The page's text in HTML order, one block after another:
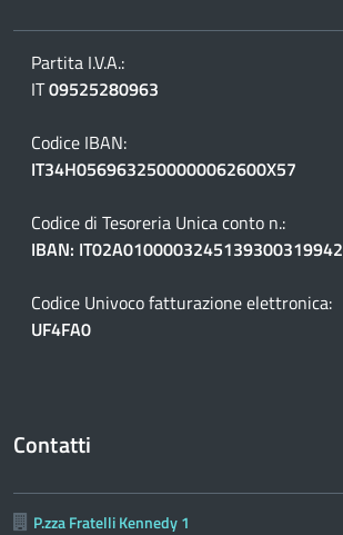
Partita I.V.A.:
IT09525280963
Codice IBAN:
IT34H0569632500000062600X57
Codice di Tesoreria Unica conto n.:
IBAN: IT02A0100003245139300319942
Codice Univoco fatturazione elettronica:
UF4FA0
Contatti
P.zza Fratelli Kennedy 1